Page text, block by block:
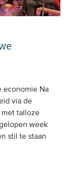
economie Na
via de
met talloze
week
stil te staan